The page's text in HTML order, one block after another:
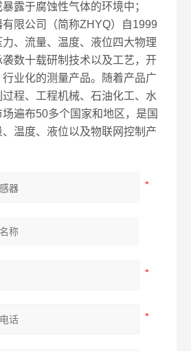
露于腐蚀性气体的环境中；
限公司（简称ZHYQ）
自1999
力、流量、温度、液位四大物理
数十载研制技术以及工艺，开
业化的测量产品。
随着产品广
程、工程机械、石油化工、水
遍布50多个国家和地区，是 国
温度、液位以及物联网控制产